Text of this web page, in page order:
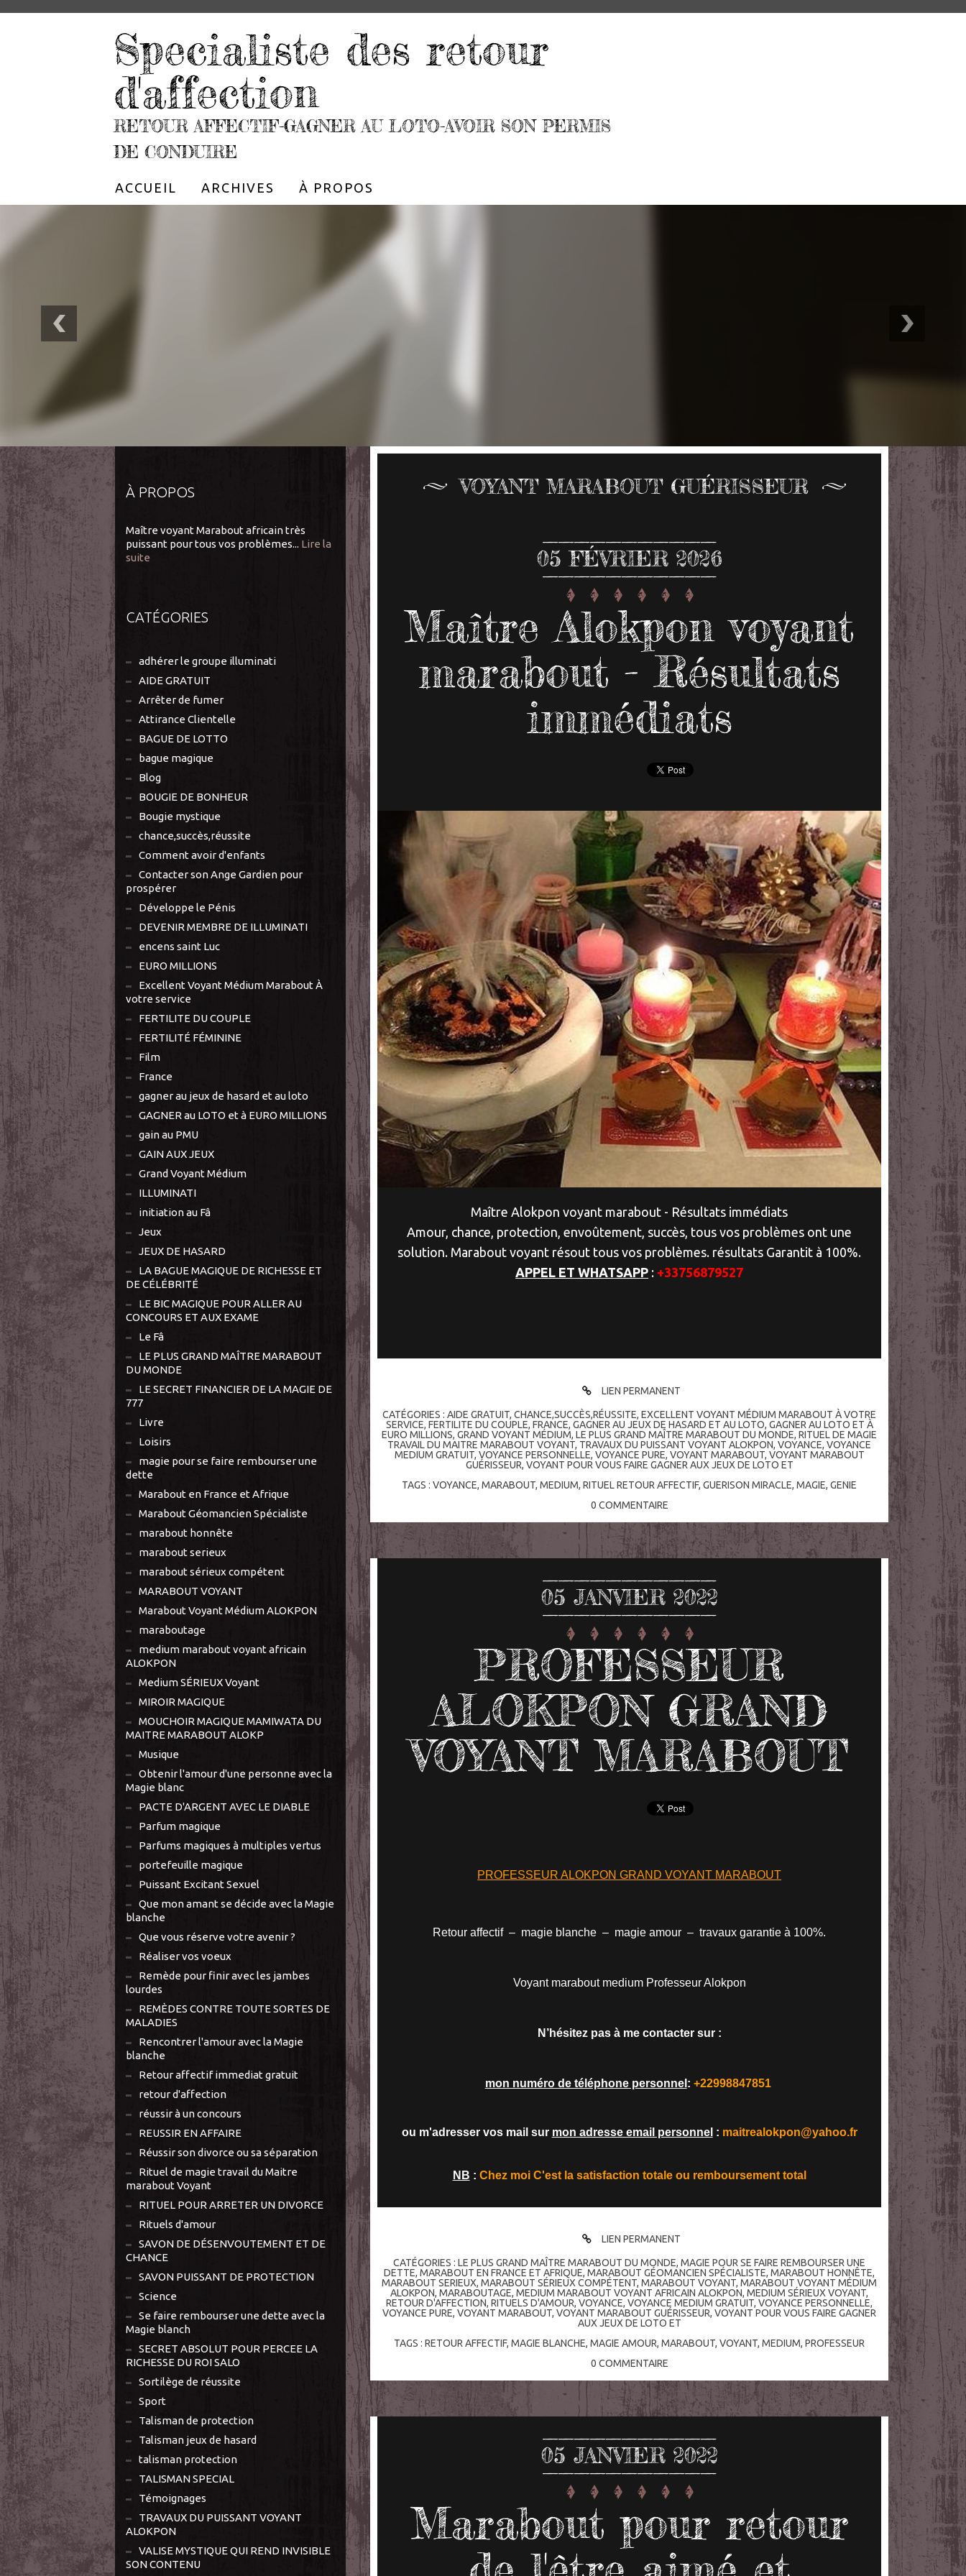
Specialiste des retour
d'affection
RETOUR AFFECTIF-GAGNER AU LOTO-AVOIR SON PERMIS
DE CONDUIRE
ACCUEIL ARCHIVES À PROPOS
À PROPOS
Maître voyant Marabout africain très
puissant pour tous vos problèmes... Lire la
suite
CATÉGORIES
adhérer le groupe illuminati
AIDE GRATUIT
Arrêter de fumer
Attirance Clientelle
BAGUE DE LOTTO
bague magique
Blog
BOUGIE DE BONHEUR
Bougie mystique
chance,succès,réussite
Comment avoir d'enfants
Contacter son Ange Gardien pour
prospérer
Développe le Pénis
DEVENIR MEMBRE DE ILLUMINATI
encens saint Luc
EURO MILLIONS
Excellent Voyant Médium Marabout À
votre service
FERTILITE DU COUPLE
FERTILITÉ FÉMININE
Film
France
gagner au jeux de hasard et au loto
GAGNER au LOTO et à EURO MILLIONS
gain au PMU
GAIN AUX JEUX
Grand Voyant Médium
ILLUMINATI
initiation au Fâ
Jeux
JEUX DE HASARD
LA BAGUE MAGIQUE DE RICHESSE ET
DE CÉLÉBRITÉ
LE BIC MAGIQUE POUR ALLER AU
CONCOURS ET AUX EXAME
Le Fâ
LE PLUS GRAND MAÎTRE MARABOUT
DU MONDE
LE SECRET FINANCIER DE LA MAGIE DE
777
Livre
Loisirs
magie pour se faire rembourser une
dette
Marabout en France et Afrique
Marabout Géomancien Spécialiste
marabout honnête
marabout serieux
marabout sérieux compétent
MARABOUT VOYANT
Marabout Voyant Médium ALOKPON
maraboutage
medium marabout voyant africain
ALOKPON
Medium SÉRIEUX Voyant
MIROIR MAGIQUE
MOUCHOIR MAGIQUE MAMIWATA DU
MAITRE MARABOUT ALOKP
Musique
Obtenir l'amour d'une personne avec la
Magie blanc
PACTE D'ARGENT AVEC LE DIABLE
Parfum magique
Parfums magiques à multiples vertus
portefeuille magique
Puissant Excitant Sexuel
Que mon amant se décide avec la Magie
blanche
Que vous réserve votre avenir ?
Réaliser vos voeux
Remède pour finir avec les jambes
lourdes
REMÈDES CONTRE TOUTE SORTES DE
MALADIES
Rencontrer l'amour avec la Magie
blanche
Retour affectif immediat gratuit
retour d'affection
réussir à un concours
REUSSIR EN AFFAIRE
Réussir son divorce ou sa séparation
Rituel de magie travail du Maitre
marabout Voyant
RITUEL POUR ARRETER UN DIVORCE
Rituels d'amour
SAVON DE DÉSENVOUTEMENT ET DE
CHANCE
SAVON PUISSANT DE PROTECTION
Science
Se faire rembourser une dette avec la
Magie blanch
SECRET ABSOLUT POUR PERCEE LA
RICHESSE DU ROI SALO
Sortilège de réussite
Sport
Talisman de protection
Talisman jeux de hasard
talisman protection
TALISMAN SPECIAL
Témoignages
TRAVAUX DU PUISSANT VOYANT
ALOKPON
VALISE MYSTIQUE QUI REND INVISIBLE
SON CONTENU
VOYANT MARABOUT GUÉRISSEUR
05 FÉVRIER 2026
Maître Alokpon voyant
marabout - Résultats
immédiats
Maître Alokpon voyant marabout - Résultats immédiats
Amour, chance, protection, envoûtement, succès, tous vos problèmes ont une
solution. Marabout voyant résout tous vos problèmes. résultats Garantit à 100%.
APPEL ET WHATSAPP : +33756879527
LIEN PERMANENT
CATÉGORIES :AIDE GRATUIT,CHANCE,SUCCÈS,RÉUSSITE,EXCELLENT VOYANT MÉDIUM MARABOUT À VOTRE
SERVICE, FERTILITE DU COUPLE, FRANCE, GAGNER AU JEUX DE HASARD ET AU LOTO, GAGNER AU LOTO ET À
EURO MILLIONS,GRAND VOYANT MÉDIUM,LE PLUS GRAND MAÎTRE MARABOUT DU MONDE,RITUEL DE MAGIE
TRAVAIL DU MAITRE MARABOUT VOYANT, TRAVAUX DU PUISSANT VOYANT ALOKPON,VOYANCE,VOYANCE
MEDIUM GRATUIT, VOYANCE PERSONNELLE, VOYANCE PURE, VOYANT MARABOUT, VOYANT MARABOUT
GUÉRISSEUR, VOYANT POUR VOUS FAIRE GAGNER AUX JEUX DE LOTO ET
TAGS :VOYANCE,MARABOUT,MEDIUM,RITUEL RETOUR AFFECTIF,GUERISON MIRACLE,MAGIE,GENIE
0 COMMENTAIRE
05 JANVIER 2022
PROFESSEUR
ALOKPON GRAND
VOYANT MARABOUT
PROFESSEUR ALOKPON GRAND VOYANT MARABOUT
Retour affectif – magie blanche – magie amour – travaux garantie à 100%.
Voyant marabout medium Professeur Alokpon
N’hésitez pas à me contacter sur :
mon numéro de téléphone personnel : +22998847851
ou m'adresser vos mail sur mon adresse email personnel : maitrealokpon@yahoo.fr
NB : Chez moi C'est la satisfaction totale ou remboursement total
LIEN PERMANENT
CATÉGORIES :LE PLUS GRAND MAÎTRE MARABOUT DU MONDE,MAGIE POUR SE FAIRE REMBOURSER UNE
DETTE,MARABOUT EN FRANCE ET AFRIQUE,MARABOUT GÉOMANCIEN SPÉCIALISTE,MARABOUT HONNÊTE,
MARABOUT SERIEUX,MARABOUT SÉRIEUX COMPÉTENT,MARABOUT VOYANT,MARABOUT VOYANT MÉDIUM
ALOKPON,MARABOUTAGE,MEDIUM MARABOUT VOYANT AFRICAIN ALOKPON,MEDIUM SÉRIEUX VOYANT,
RETOUR D'AFFECTION,RITUELS D'AMOUR,VOYANCE,VOYANCE MEDIUM GRATUIT,VOYANCE PERSONNELLE,
VOYANCE PURE,VOYANT MARABOUT,VOYANT MARABOUT GUÉRISSEUR,VOYANT POUR VOUS FAIRE GAGNER
AUX JEUX DE LOTO ET
TAGS :RETOUR AFFECTIF,MAGIE BLANCHE,MAGIE AMOUR,MARABOUT,VOYANT,MEDIUM,PROFESSEUR
0 COMMENTAIRE
05 JANVIER 2022
Marabout pour retour